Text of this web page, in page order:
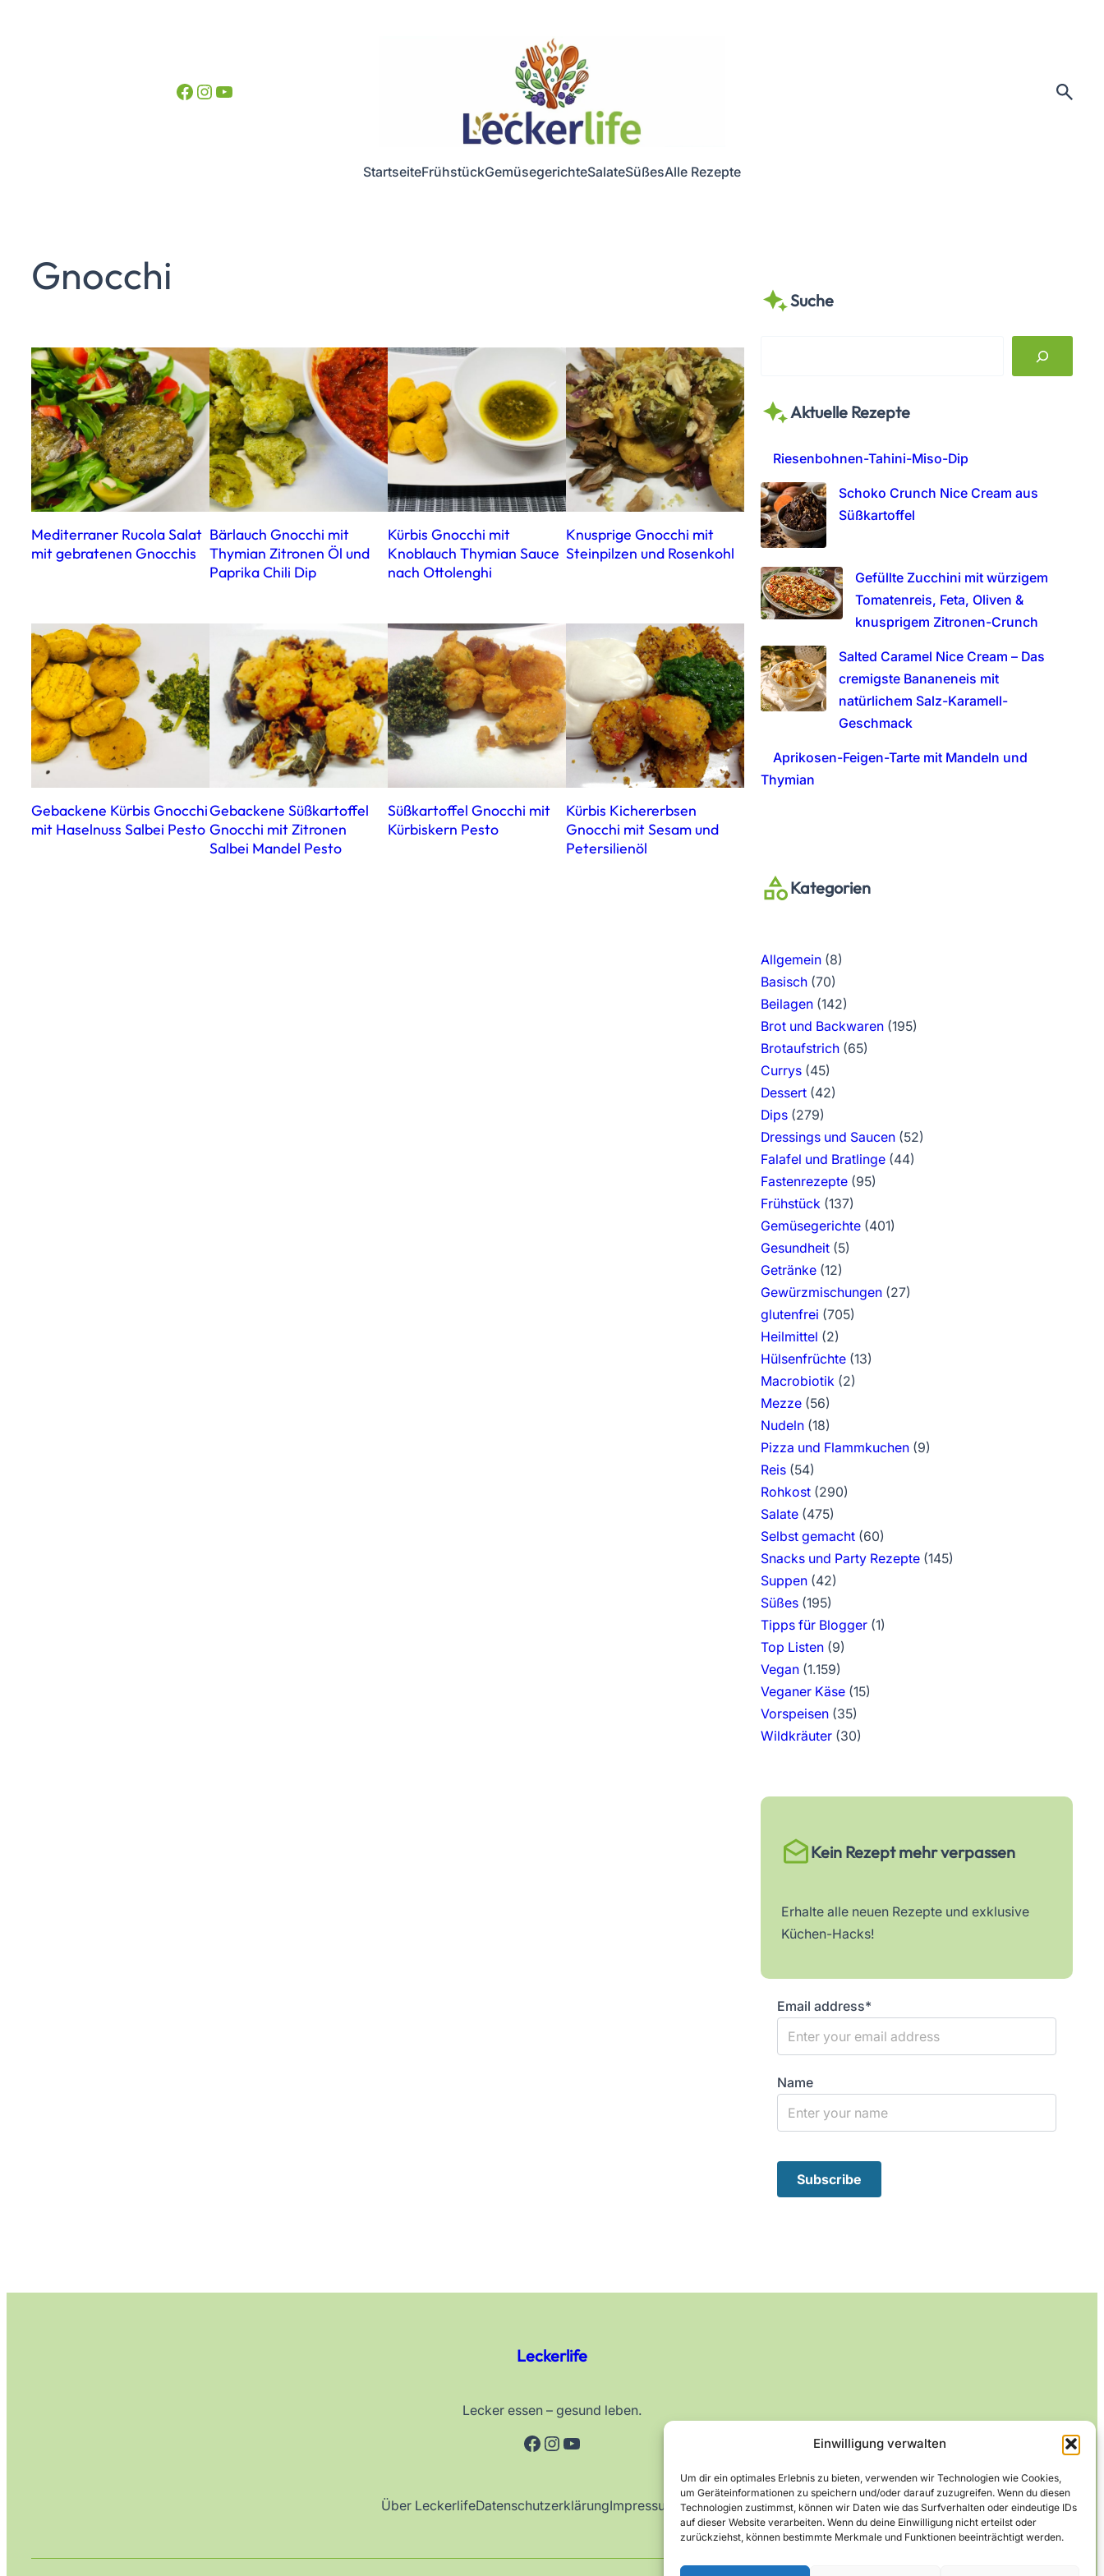
Einwilligung verwalten
Um dir ein optimales Erlebnis zu bieten, verwenden wir Technologien wie Cookies,
um Geräteinformationen zu speichern und/oder darauf zuzugreifen. Wenn du diesen
Technologien zustimmst, können wir Daten wie das Surfverhalten oder eindeutige IDs
auf dieser Website verarbeiten. Wenn du deine Einwilligung nicht erteilst oder
zurückziehst, können bestimmte Merkmale und Funktionen beeinträchtigt werden.
Facebook InstagramYouTube
StartseiteFrühstückGemüsegerichteSalateSüßesAlle Rezepte
Gnocchi
Mediterraner Rucola Salat
mit gebratenen Gnocchis
Bärlauch Gnocchi mit
Thymian Zitronen Öl und
Paprika Chili Dip
Kürbis Gnocchi mit
Knoblauch Thymian Sauce
nach Ottolenghi
Knusprige Gnocchi mit
Steinpilzen und Rosenkohl
Gebackene Kürbis Gnocchi
mit Haselnuss Salbei Pesto
Gebackene Süßkartoffel
Gnocchi mit Zitronen
Salbei Mandel Pesto
Süßkartoffel Gnocchi mit
Kürbiskern Pesto
Kürbis Kichererbsen
Gnocchi mit Sesam und
Petersilienöl
Suche
r
Aktuelle Rezepte
Riesenbohnen-Tahini-Miso-Dip
Schoko Crunch Nice Cream aus
Süßkartoffel
Gefüllte Zucchini mit würzigem
Tomatenreis, Feta, Oliven &
knusprigem Zitronen-Crunch
Salted Caramel Nice Cream – Das
cremigste Bananeneis mit
natürlichem Salz-Karamell-
Geschmack
Aprikosen-Feigen-Tarte mit Mandeln und
Thymian
Kategorien
Allgemein(8)
Basisch(70)
Beilagen(142)
Brot und Backwaren(195)
Brotaufstrich(65)
Currys(45)
Dessert(42)
Dips(279)
Dressings und Saucen(52)
Falafel und Bratlinge(44)
Fastenrezepte(95)
Frühstück (137)
Gemüsegerichte(401)
Gesundheit(5)
Getränke(12)
Gewürzmischungen(27)
glutenfrei (705)
Heilmittel (2)
Hülsenfrüchte(13)
Macrobiotik (2)
Mezze(56)
Nudeln(18)
Pizza und Flammkuchen(9)
Reis(54)
Rohkost(290)
Salate(475)
Selbst gemacht(60)
Snacks und Party Rezepte(145)
Suppen(42)
Süßes(195)
Tipps für Blogger(1)
Top Listen(9)
Vegan(1.159)
Veganer Käse(15)
Vorspeisen(35)
Wildkräuter(30)
Kein Rezept mehr verpassen
Erhalte alle neuen Rezepte und exklusive
Küchen-Hacks!
Email address*
Name
Leckerlife
Lecker essen – gesund leben.
Facebook
Instagram
YouTube
Über LeckerlifeDatenschutzerklärungImpressum Kontakt